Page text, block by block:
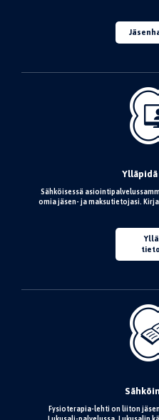
Sähköisessä
omia jäsen- ja maksutietojasi.
Fysioterapia-lehti on liiton
Lukusali-palvelussa. Lukusalin